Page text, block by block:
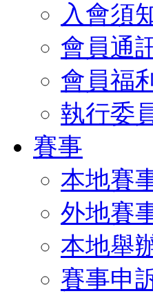
入會須
會員通
會員福利
執行委
賽事
本地賽
外地賽
本地舉
賽事申